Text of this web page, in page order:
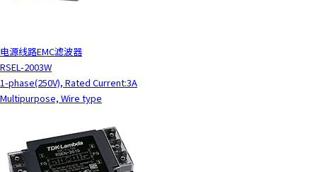
电源线路EMC滤波器
RSEL-2003W
1-phase(250V), Rated Current:3A
Multipurpose, Wire type